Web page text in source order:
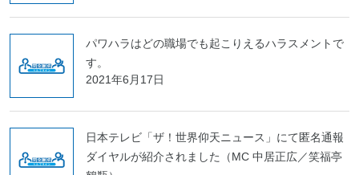
パワハラはどの職場でも起こりえるハラスメントで
す。
2021年6月17日
日本テレビ「ザ！世界仰天ニュース」にて匿名通報
ダイヤルが紹介されました（MC 中居正広／笑福亭